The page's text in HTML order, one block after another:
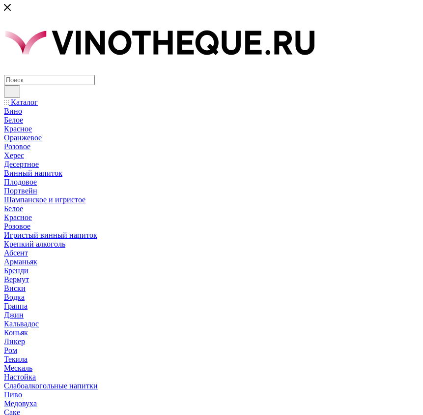
Каталог
Вино
Белое
Красное
Оранжевое
Розовое
Херес
Десертное
Винный напиток
Плодовое
Портвейн
Шампанское и игристое
Белое
Красное
Розовое
Игристый винный напиток
Крепкий алкоголь
Абсент
Арманьяк
Бренди
Вермут
Виски
Водка
Граппа
Джин
Кальвадос
Коньяк
Ликер
Ром
Текила
Мескаль
Настойка
Слабоалкогольные напитки
Пиво
Медовуха
Саке